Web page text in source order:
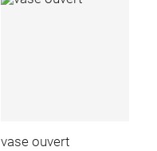
vase ouvert